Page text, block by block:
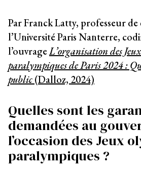
Par Franck Latty, professeur
l’Université Paris Nanterre,
l’ouvrageL’organisation des
paralympiques de Paris 2024 :
public(Dalloz, 2024)
Quelles sont les
demandées au
l’occasion des Jeux
paralympiques ?